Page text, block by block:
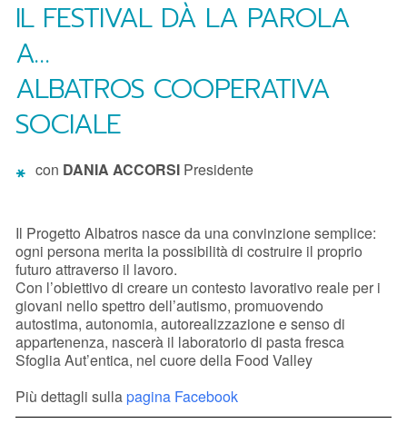
IL FESTIVAL DÀ LA PAROLA
A…
ALBATROS COOPERATIVA
SOCIALE
con DANIA ACCORSI Presidente
Il Progetto Albatros nasce da una convinzione semplice:
ogni persona merita la possibilità di costruire il proprio
futuro attraverso il lavoro.
Con l’obiettivo di creare un contesto lavorativo reale per i
giovani nello spettro dell’autismo, promuovendo
autostima, autonomia, autorealizzazione e senso di
appartenenza, nascerà il laboratorio di pasta fresca
Sfoglia Aut’entica, nel cuore della Food Valley
Più dettagli sullapagina Facebook